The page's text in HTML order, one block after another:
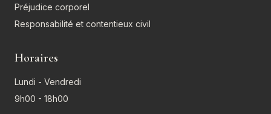
Préjudice corporel
Responsabilité et contentieux civil
Horaires
Lundi - Vendredi
9h00 - 18h00